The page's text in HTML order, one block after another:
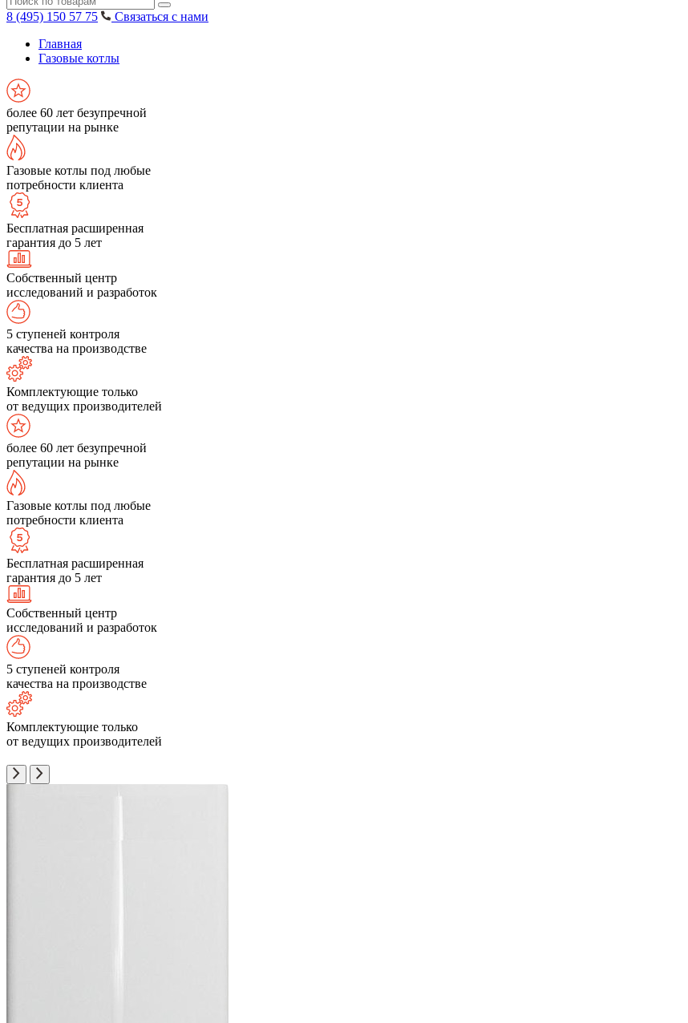
8 (495) 150 57 75
Связаться с нами
Главная
Газовые котлы
более 60 лет безупречной
репутации на рынке
Газовые котлы под любые
потребности клиента
Бесплатная расширенная
гарантия до 5 лет
Собственный центр
исследований и разработок
5 ступеней контроля
качества на производстве
Комплектующие только
от ведущих производителей
более 60 лет безупречной
репутации на рынке
Газовые котлы под любые
потребности клиента
Бесплатная расширенная
гарантия до 5 лет
Собственный центр
исследований и разработок
5 ступеней контроля
качества на производстве
Комплектующие только
от ведущих производителей